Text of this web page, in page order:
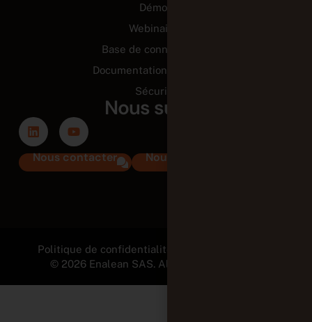
Démos
Webinaires
Base de connaissance
Documentation technique
Sécurité
Nous suivre
Nous contacter Nous rejoindre
Politique de confidentialité et Mentions légales
© 2026 Enalean SAS. All Rights Reserved.